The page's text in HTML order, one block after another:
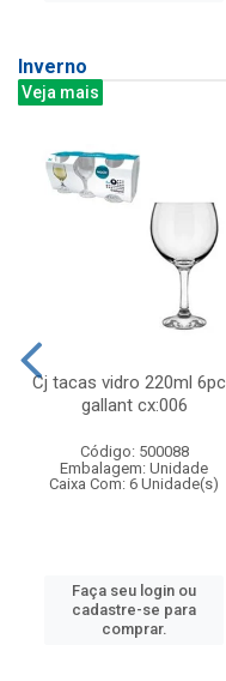
Inverno
Veja mais
Cj tacas vidro 220ml
gallant cx:006
Código: 500088
Embalagem: Unidade
Caixa Com: 6 Unidade(s)
Faça seu login ou
cadastre-se para
comprar.